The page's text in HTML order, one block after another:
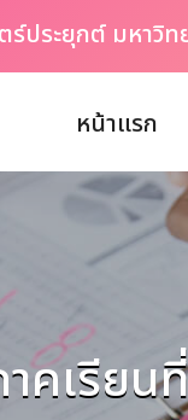
ประยุกต์ มหาวิท
หน้าแรก
คเรียน